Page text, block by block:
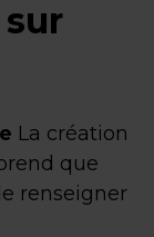
La création
que
renseigner